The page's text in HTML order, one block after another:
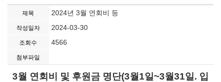
제목 2024년 3월 연회비 등
작성일자 2024-03-30
조회수 4566
첨부파일
3월 연회비 및 후원금 명단(3월1일~3월31일 . 입